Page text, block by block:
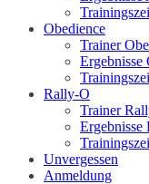
Obedience
Trainer
Ergebnisse
Rally-O
Trainer
Ergebnisse
Unvergessen
Anmeldung